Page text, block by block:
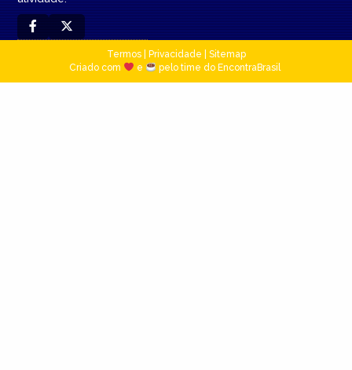
Termos| Privacidade
Sitemap
Criado com
e pelo time do EncontraBrasil